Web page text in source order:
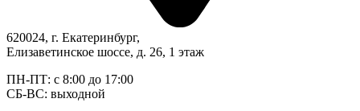
620024, г. Екатеринбург,
Елизаветинское шоссе, д. 26, 1 этаж
ПН-ПТ: с 8:00 до 17:00
СБ-ВС: выходной